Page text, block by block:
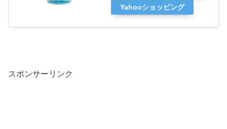
Yahooショッピング
スポンサーリンク